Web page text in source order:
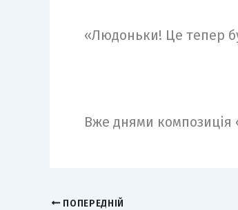
«Людоньки! Це тепер
Вже днями композиція
ПОПЕРЕДНІЙ